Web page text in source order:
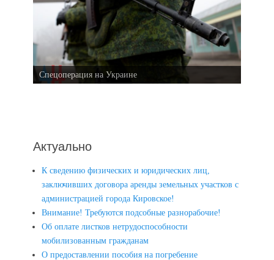
Спецоперация на Украине
Актуально
К сведению физических и юридических лиц,
заключивших договора аренды земельных участков с
администрацией города Кировское!
Внимание! Требуются подсобные разнорабочие!
Об оплате листков нетрудоспособности
мобилизованным гражданам
О предоставлении пособия на погребение